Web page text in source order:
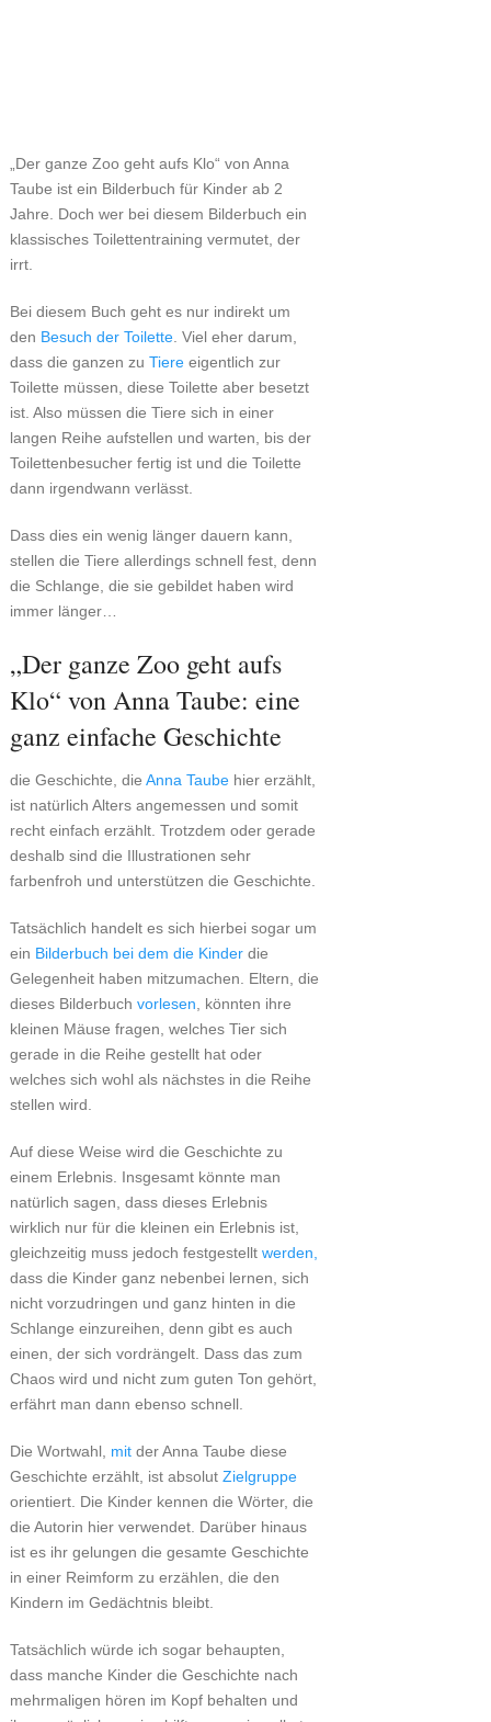
„Der ganze Zoo geht aufs Klo“ von Anna
Taube ist ein Bilderbuch für Kinder ab 2
Jahre. Doch wer bei diesem Bilderbuch ein
klassisches Toilettentraining vermutet, der
irrt.
Bei diesem Buch geht es nur indirekt um
den Besuch der Toilette. Viel eher darum,
dass die ganzen zu Tiereeigentlich zur
Toilette müssen, diese Toilette aber besetzt
ist. Also müssen die Tiere sich in einer
langen Reihe aufstellen und warten, bis der
Toilettenbesucher fertig ist und die Toilette
dann irgendwann verlässt.
Dass dies ein wenig länger dauern kann,
stellen die Tiere allerdings schnell fest, denn
die Schlange, die sie gebildet haben wird
immer länger…
„Der ganze Zoo geht aufs
Klo“ von Anna Taube: eine
ganz einfache Geschichte
die Geschichte, die Anna Taubehier erzählt,
ist natürlich Alters angemessen und somit
recht einfach erzählt. Trotzdem oder gerade
deshalb sind die Illustrationen sehr
farbenfroh und unterstützen die Geschichte.
Tatsächlich handelt es sich hierbei sogar um
ein Bilderbuch bei dem die Kinderdie
Gelegenheit haben mitzumachen. Eltern, die
dieses Bilderbuch vorlesen , könnten ihre
kleinen Mäuse fragen, welches Tier sich
gerade in die Reihe gestellt hat oder
welches sich wohl als nächstes in die Reihe
stellen wird.
Auf diese Weise wird die Geschichte zu
einem Erlebnis. Insgesamt könnte man
natürlich sagen, dass dieses Erlebnis
wirklich nur für die kleinen ein Erlebnis ist,
gleichzeitig muss jedoch festgestellt werden,
dass die Kinder ganz nebenbei lernen, sich
nicht vorzudringen und ganz hinten in die
Schlange einzureihen, denn gibt es auch
einen, der sich vordrängelt. Dass das zum
Chaos wird und nicht zum guten Ton gehört,
erfährt man dann ebenso schnell.
Die Wortwahl, mitder Anna Taube diese
Geschichte erzählt, ist absolut Zielgruppe
orientiert. Die Kinder kennen die Wörter, die
die Autorin hier verwendet. Darüber hinaus
ist es ihr gelungen die gesamte Geschichte
in einer Reimform zu erzählen, die den
Kindern im Gedächtnis bleibt.
Tatsächlich würde ich sogar behaupten,
dass manche Kinder die Geschichte nach
mehrmaligen hören im Kopf behalten und